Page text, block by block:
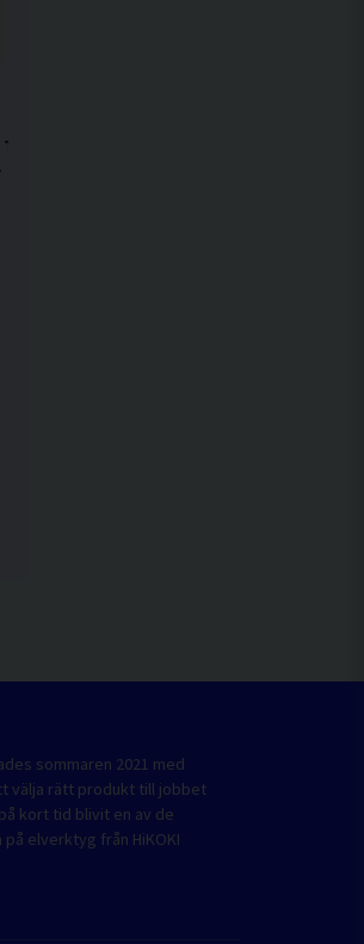
Wax Svanen 5L
sommaren 2021 med
välja rätt produkt till jobbet
kort tid blivit en av de
elverktyg från HiKOKI